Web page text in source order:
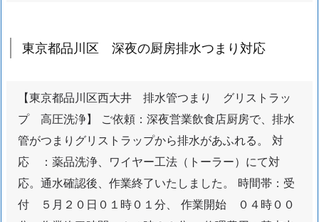
2.
京
川
区
ト
イ
東京都品川区 深夜の厨房排水つまり対応
【東京都品川区西大井 排水管つまり グリストラッ
プ 高圧洗浄】 ご依頼：深夜営業飲食店厨房で、排水
管がつまりグリストラップから排水があふれる。 対
応 ：薬品洗浄、ワイヤー工法（トーラー）にて対
応。通水確認後、作業終了いたしました。 時間帯：受
付 ５月２０日０１時０１分、 作業開始 ０４時００